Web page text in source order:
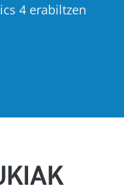
4 erabiltzen